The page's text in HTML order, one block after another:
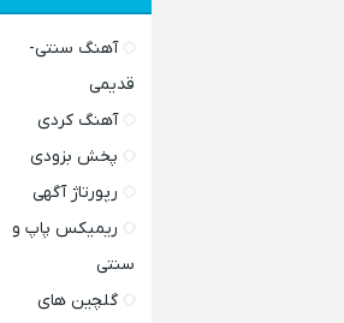
آهنگ سنتی-
قدیمی
آهنگ کردی
پخش بزودی
رپورتاژ آگهی
ریمیکس پاپ و
سنتی
گلچین های